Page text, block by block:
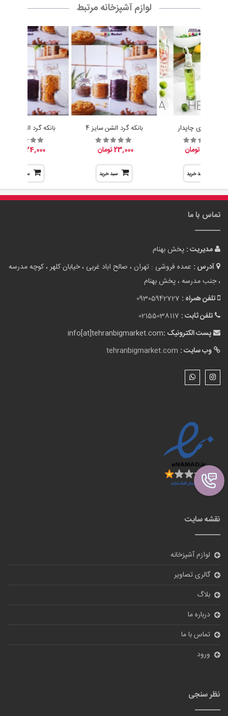
لوازم آشپزخانه مرتبط
آبلیموخوری چاپدار
سبد خرید
بانکه گرد الشن سایز 4
23,000 تومان
سبد خرید
بانکه گرد الشن سایز 3
24,000 تومان
سبد خرید
تماس با ما
مدیریت : پخش بهنام
آدرس : عمده فروشی : تهران ، صالح اباد غربی ، خیابان کلهر ، کوچه مدرسه
، جنب مدرسه ، پخش بهنام
تلفن همراه : 09305942727
تلفن ثابت : 02155038117
پست الکترونیک :info[at]tehranbigmarket.com
وب سایت : tehranbigmarket.com
نقشه سایت
لوازم آشپزخانه
گالری تصاویر
بلاگ
درباره ما
تماس با ما
ورود
نظر سنجی